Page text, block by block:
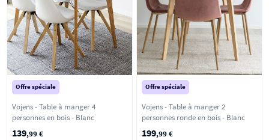
Offre spéciale
Vojens - Table à manger 4
personnes en bois - Blanc
139,99 €
Offre spéciale
Vojens - Table à manger 2
personnes ronde en bois - Blanc
199,99 €